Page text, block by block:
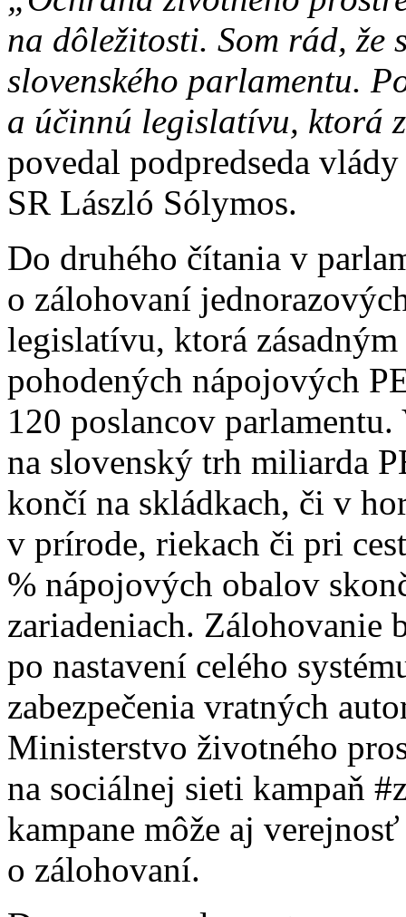
na dôležitosti. Som rád,
slovenského parlamentu.
a účinnú legislatívu, ktorá
povedal podpredseda
SR László Sólymos.
Do druhého čítania v
o zálohovaní
legislatívu, ktorá
pohodených nápojových
120 poslancov
na slovenský trh miliarda
končí na skládkach, či v
v prírode, riekach či pri
% nápojových obalov
zariadeniach. Zálohovanie
po nastavení celého
zabezpečenia vratných
Ministerstvo životného
na sociálnej sieti kampaň
kampane môže aj
o zálohovaní.